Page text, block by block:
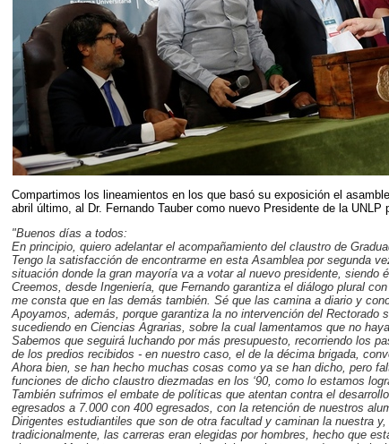
Compartimos los lineamientos en los que basó su exposición el
abril último, al Dr. Fernando Tauber como nuevo Presidente de la UNLP
"Buenos días a todos:
En principio, quiero adelantar el acompañamiento del claustro de
Tengo la satisfacción de encontrarme en esta Asamblea por segunda
situación donde la gran mayoría va a votar al nuevo presidente, siendo
Creemos, desde Ingeniería, que Fernando garantiza el diálogo plural
me consta que en las demás también. Sé que las camina a diario y
Apoyamos, además, porque garantiza la no intervención del
sucediendo en Ciencias Agrarias, sobre la cual lamentamos que no
Sabemos que seguirá luchando por más presupuesto, recorriendo los
de los predios recibidos - en nuestro caso, el de la décima brigada,
Ahora bien, se han hecho muchas cosas como ya se han dicho, pero
funciones de dicho claustro diezmadas en los ‘90, como lo estamos
También sufrimos el embate de políticas que atentan contra el
egresados a 7.000 con 400 egresados, con la retención de nuestros
Dirigentes estudiantiles que son de otra facultad y caminan la nuestra
tradicionalmente, las carreras eran elegidas por hombres, hecho que